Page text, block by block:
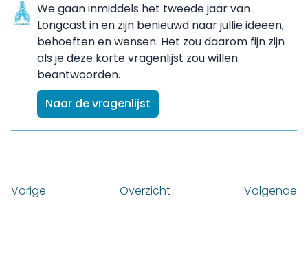
We gaan inmiddels het tweede jaar van
Longcast in en zijn benieuwd naar jullie ideeën,
behoeften en wensen. Het zou daarom fijn zijn
als je deze korte vragenlijst zou willen
beantwoorden.
Naar de vragenlijst
Vorige Overzicht Volgende